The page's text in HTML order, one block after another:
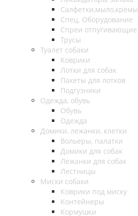
Салфетки,мыло,кремы
Спец. Оборудование
Спреи отпугивающие
Трусы
Туалет собаки
Коврики
Лотки для собак
Пакеты для лотков
Подгузники
Одежда, обувь
Обувь
Одежда
Домики, лежанки, клетки
Вольеры, палатки
Домики для собак
Лежанки для собак
Лестницы
Миски собаки
Коврики под миску
Контейнеры
Кормушки